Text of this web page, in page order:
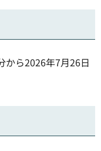
から2026年7月26日